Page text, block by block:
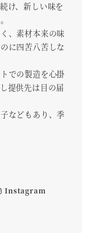
け、新しい味を
、素材本来の味
に四苦八苦しな
での製造を心掛
提供先は目の届
などもあり、季
Instagram